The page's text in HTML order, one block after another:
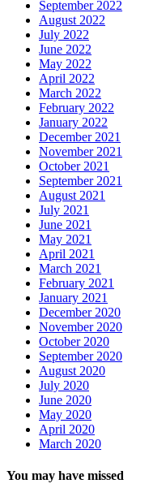
September 2022
August 2022
July 2022
June 2022
May 2022
April 2022
March 2022
February 2022
January 2022
December 2021
November 2021
October 2021
September 2021
August 2021
July 2021
June 2021
May 2021
April 2021
March 2021
February 2021
January 2021
December 2020
November 2020
October 2020
September 2020
August 2020
July 2020
June 2020
May 2020
April 2020
March 2020
You may have missed